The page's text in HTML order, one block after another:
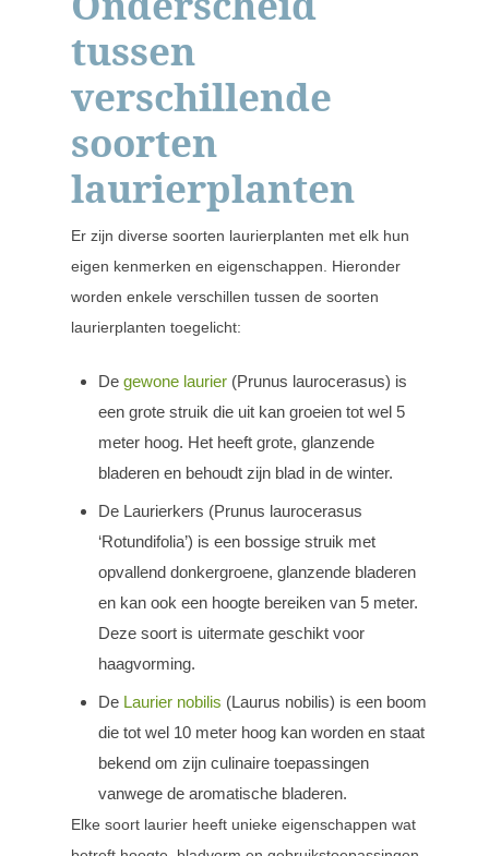
tussen
verschillende
soorten
laurierplanten
Er zijn diverse soorten laurierplanten met elk hun
eigen kenmerken en eigenschappen. Hieronder
worden enkele verschillen tussen de soorten
laurierplanten toegelicht:
De gewone laurier (Prunus laurocerasus) is
een grote struik die uit kan groeien tot wel 5
meter hoog. Het heeft grote, glanzende
bladeren en behoudt zijn blad in de winter.
De Laurierkers (Prunus laurocerasus
‘Rotundifolia’) is een bossige struik met
opvallend donkergroene, glanzende bladeren
en kan ook een hoogte bereiken van 5 meter.
Deze soort is uitermate geschikt voor
haagvorming.
De Laurier nobilis (Laurus nobilis) is een boom
die tot wel 10 meter hoog kan worden en staat
bekend om zijn culinaire toepassingen
vanwege de aromatische bladeren.
Elke soort laurier heeft unieke eigenschappen wat